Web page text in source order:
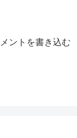
ントを書き込む